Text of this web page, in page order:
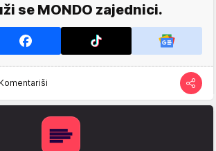
se MONDO zajednici.
Komentariši